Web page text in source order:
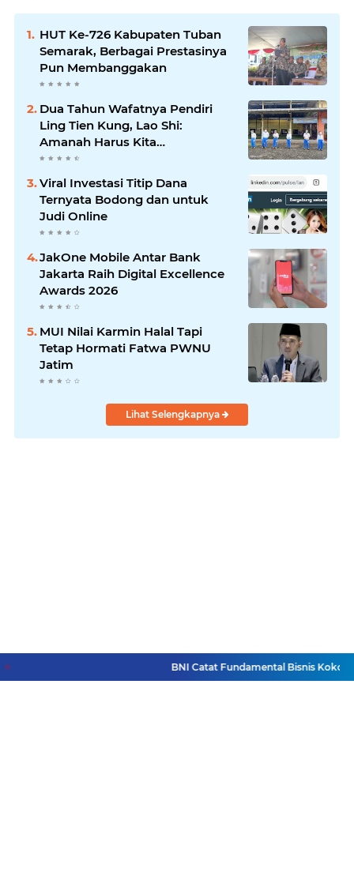
HUT Ke-726 Kabupaten Tuban
Semarak, Berbagai Prestasinya
Pun Membanggakan
Dua Tahun Wafatnya Pendiri
Ling Tien Kung, Lao Shi:
Amanah Harus Kita
Laksanakan!
Viral Investasi Titip Dana
Ternyata Bodong dan untuk
Judi Online
JakOne Mobile Antar Bank
Jakarta Raih Digital Excellence
Awards 2026
MUI Nilai Karmin Halal Tapi
Tetap Hormati Fatwa PWNU
Jatim
Lihat Selengkapnya
BNI Catat Fundamental Bisnis Kokoh di